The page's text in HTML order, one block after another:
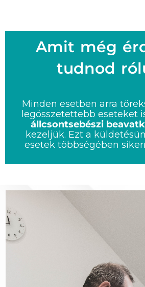
Amit még
tudnod
Minden esetben arra
legösszetettebb eseteket
állcsontsebészi
kezeljük. Ezt a
esetek többségében